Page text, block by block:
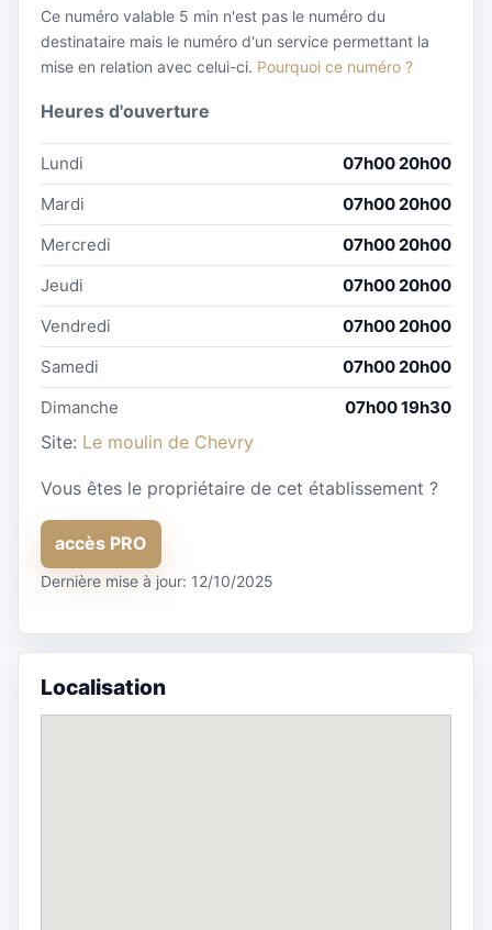
Ce numéro valable 5 min n'est pas le numéro du
destinataire mais le numéro d'un service permettant la
mise en relation avec celui-ci. Pourquoi ce numéro ?
Heures d'ouverture
Lundi
07h00 20h00
Mardi
07h00 20h00
Mercredi
07h00 20h00
Jeudi
07h00 20h00
Vendredi
07h00 20h00
Samedi
07h00 20h00
Dimanche
07h00 19h30
Site: Le moulin de Chevry
Vous êtes le propriétaire de cet établissement ?
accès PRO
Dernière mise à jour: 12/10/2025
Localisation